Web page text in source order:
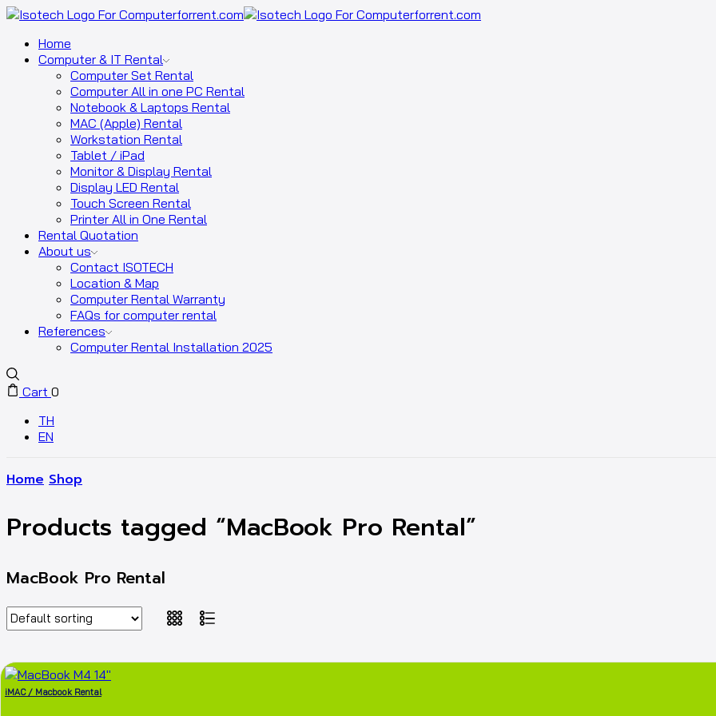
Home
Computer & IT Rental
Computer Set Rental
Computer All in one PC Rental
Notebook & Laptops Rental
MAC (Apple) Rental
Workstation Rental
Tablet / iPad
Monitor & Display Rental
Display LED Rental
Touch Screen Rental
Printer All in One Rental
Rental Quotation
About us
Contact ISOTECH
Location & Map
Computer Rental Warranty
FAQs for computer rental
References
Computer Rental Installation 2025
Cart 0
TH
EN
Home Shop
Products tagged “MacBook Pro Rental”
MacBook Pro Rental
iMAC / Macbook Rental